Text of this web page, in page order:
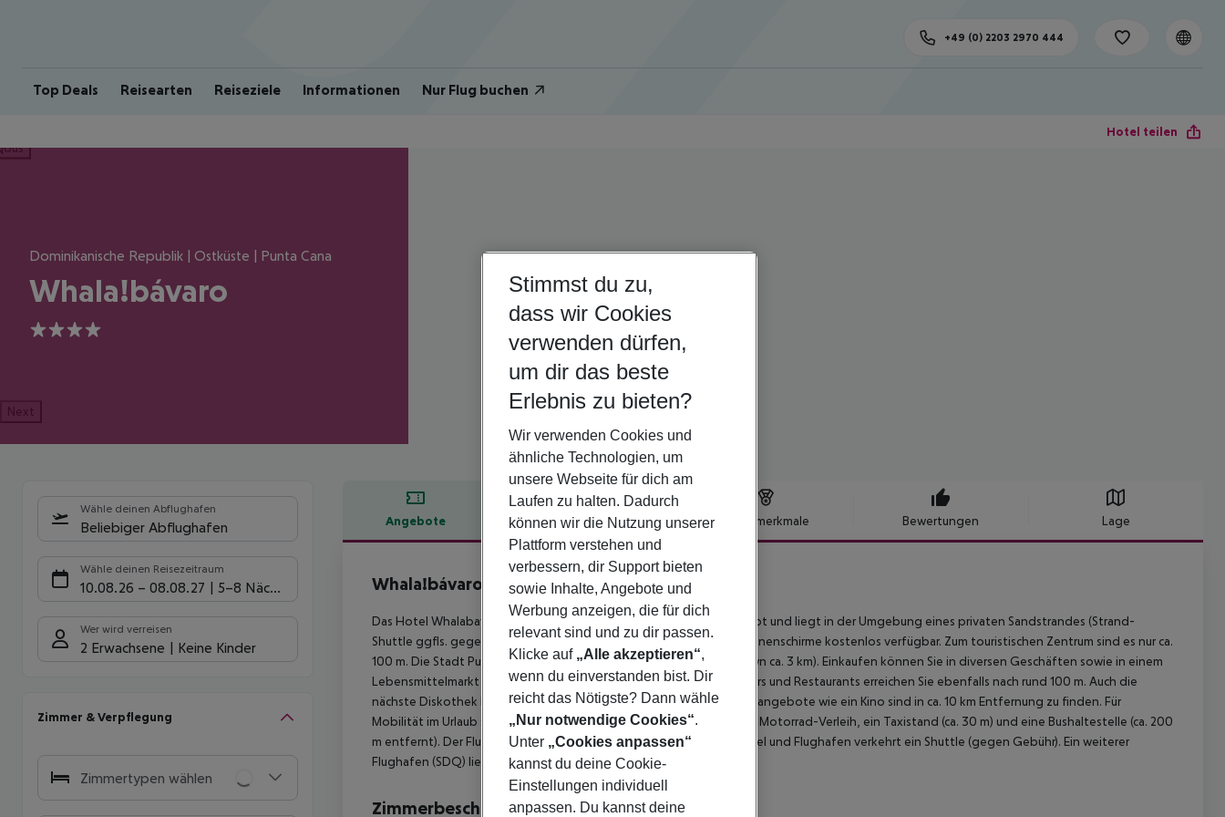
Top Deals Reisearten Reiseziele Informationen Nur Flug buchen
+49 (0) 2203 2970 444
Hotel teilen
Dominikanische Republik | Ostküste | Punta Cana
Whala!bávaro
4
Next
Wähle deinen Abflughafen
Beliebiger Abflughafen
Wähle deinen Reisezeitraum
10.08.26 – 08.08.27 5-8 Nächte
Wer wird verreisen
2 Erwachsene Keine Kinder
Zimmer & Verpflegung
Zimmertypen wählen
Angebote Hotelbeschreibung Hotelmerkmale Bewertungen Lage
Hotelbeschreibung
Whala!bávaro
Das Hotel Whalabavaro ist besonders bei Hochzeitsreisenden beliebt und liegt in der Umgebung eines privaten Sandstrandes (Strand-
Shuttle ggfls. gegen Gebühr). Am Strand sind Sonnenliegen und Sonnenschirme kostenlos verfügbar. Zum touristischen Zentrum sind es nur ca.
100 m. Die Stadt Punta Cana Airport ist ca. 20 km entfernt (Downtown ca. 3 km). Einkaufen können Sie in diversen Geschäften sowie in einem
Lebensmittelmarkt in ca. 100 m Entfernung. Die nächstgelegenen Bars und Restaurants erreichen Sie ebenfalls nach rund 100 m. Auch die
nächste Diskothek liegt rund 100 m entfernt. Weitere Unterhaltungsangebote wie ein Kino sind in ca. 10 km Entfernung zu finden. Für
Mobilität im Urlaub sorgen neben einem Mietwagen-Verleih auch ein Motorrad-Verleih, ein Taxistand (ca. 30 m) und eine Bushaltestelle (ca. 200
m entfernt). Der Flughafen (PUJ) ist ca. 17 km entfernt. Zwischen Hotel und Flughafen verkehrt ein Shuttle (gegen Gebühr). Ein weiterer
Flughafen (SDQ) liegt in etwa 189 km Entfernung.
Zimmerbeschreibung
Stimmst du zu,
dass wir Cookies
verwenden dürfen,
um dir das beste
Erlebnis zu bieten?
Wir verwenden Cookies und
ähnliche Technologien, um
unsere Webseite für dich am
Laufen zu halten. Dadurch
können wir die Nutzung unserer
Plattform verstehen und
verbessern, dir Support bieten
sowie Inhalte, Angebote und
Werbung anzeigen, die für dich
relevant sind und zu dir passen.
Klicke auf „Alle akzeptieren“,
wenn du einverstanden bist. Dir
reicht das Nötigste? Dann wähle
„Nur notwendige Cookies“.
Unter „Cookies anpassen“
kannst du deine Cookie-
Einstellungen individuell
anpassen. Du kannst deine